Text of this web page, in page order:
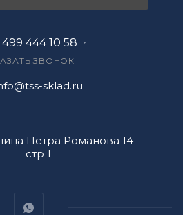
499 444 10 58
ЗВОНОК
sklad.ru
Петра Романова 14
стр 1